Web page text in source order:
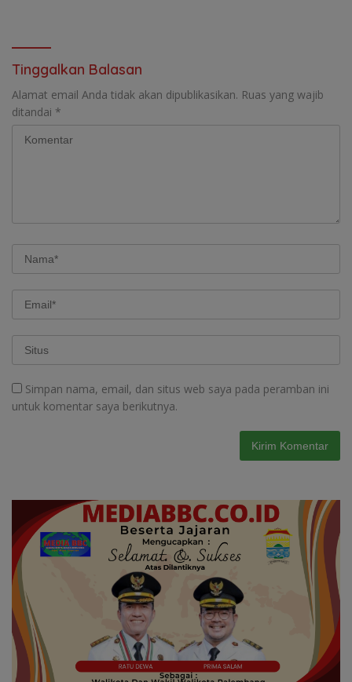
Tinggalkan Balasan
Alamat email Anda tidak akan dipublikasikan. Ruas yang wajib
ditandai *
Simpan nama, email, dan situs web saya pada peramban ini
untuk komentar saya berikutnya.